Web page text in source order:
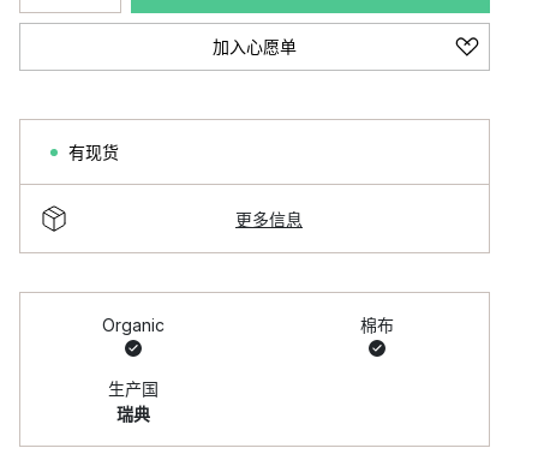
加入心愿单
有现货
更多信息
Organic 棉布
生产国
瑞典